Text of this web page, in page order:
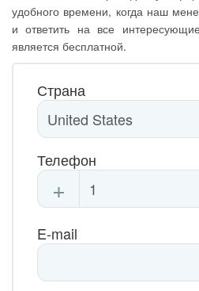
удобного времени, когда наш
и ответить на все
является бесплатной.
Страна
Телефон
+
E-mail